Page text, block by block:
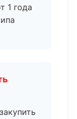
1 года